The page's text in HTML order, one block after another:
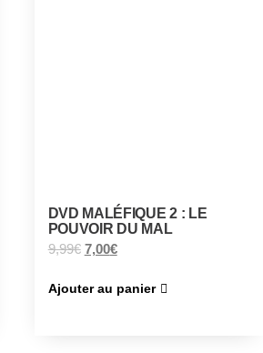
DVD MALÉFIQUE 2 : LE
POUVOIR DU MAL
9,99€ 7,00€
Ajouter au panier